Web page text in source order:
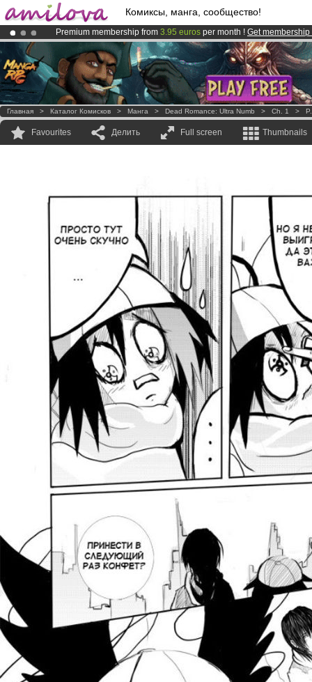
Комиксы, манга, сообщество!
Premium membership from 3.95 euros per month ! Get membership
Already 100000membersand 1000comics & mangas!.
AmilovaKickstarter is now LIVE!.
Главная > Каталог Комисков > Манга > Dead Romance: Ultra Numb > Ch. 1 >
Favourites Делить Full screen Thumbnails